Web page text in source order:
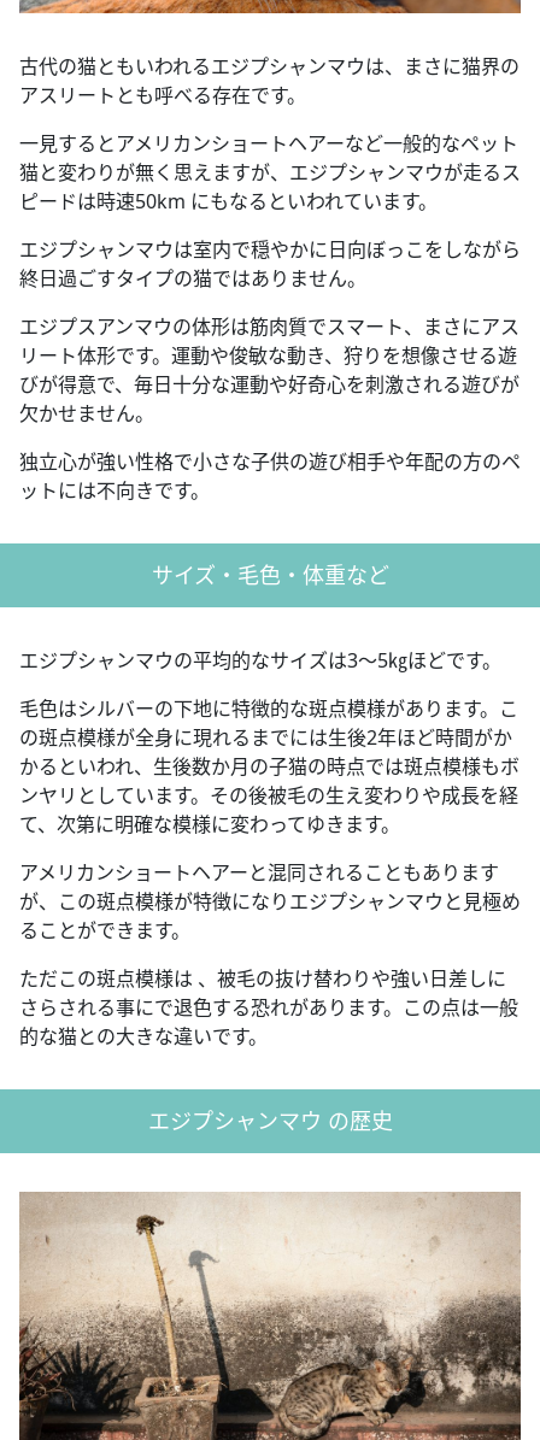
古代の猫ともいわれるエジプシャンマウは、まさに猫界の
アスリートとも呼べる存在です。
一見するとアメリカンショートヘアーなど一般的なペット
猫と変わりが無く思えますが、エジプシャンマウが走るス
ピードは時速50km にもなるといわれています。
エジプシャンマウは室内で穏やかに日向ぼっこをしながら
終日過ごすタイプの猫ではありません。
エジプスアンマウの体形は筋肉質でスマート、まさにアス
リート体形です。運動や俊敏な動き、狩りを想像させる遊
びが得意で、毎日十分な運動や好奇心を刺激される遊びが
欠かせません。
独立心が強い性格で小さな子供の遊び相手や年配の方のペ
ットには不向きです。
サイズ・毛色・体重など
エジプシャンマウの平均的なサイズは3～5㎏ほどです。
毛色はシルバーの下地に特徴的な斑点模様があります。こ
の斑点模様が全身に現れるまでには生後2年ほど時間がか
かるといわれ、生後数か月の子猫の時点では斑点模様もボ
ンヤリとしています。その後被毛の生え変わりや成長を経
て、次第に明確な模様に変わってゆきます。
アメリカンショートヘアーと混同されることもあります
が、この斑点模様が特徴になりエジプシャンマウと見極め
ることができます。
ただこの斑点模様は 、被毛の抜け替わりや強い日差しに
さらされる事にで退色する恐れがあります。この点は一般
的な猫との大きな違いです。
エジプシャンマウ の歴史